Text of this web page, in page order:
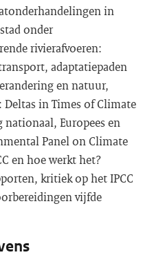
in
onder
rivierafvoeren:
adaptatiepaden
en natuur,
in Times of Climate
Europees en
Panel on Climate
en hoe werkt het?
kritiek op het IPCC
vijfde